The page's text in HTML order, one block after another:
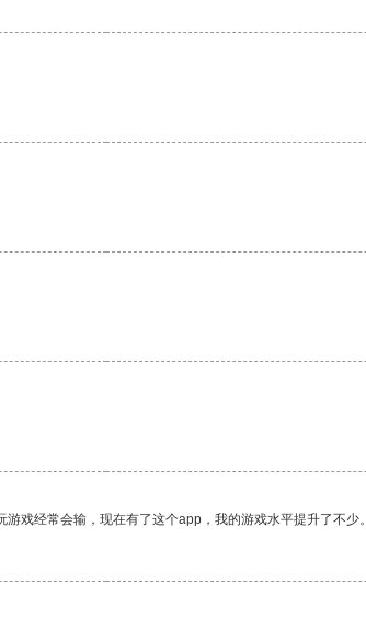
戏经常会输，现在有了这个app，我的游戏水平提升了不少。